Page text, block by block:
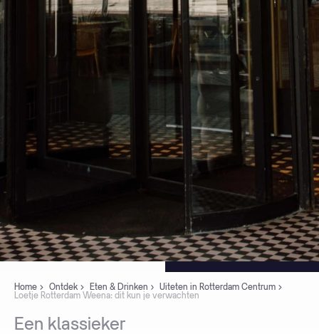
Home Ontdek Eten & Drinken
Uiteten in Rotterdam Centrum
Loetje Rotterdam Weena: dit kun je verwachten
Een klassieker